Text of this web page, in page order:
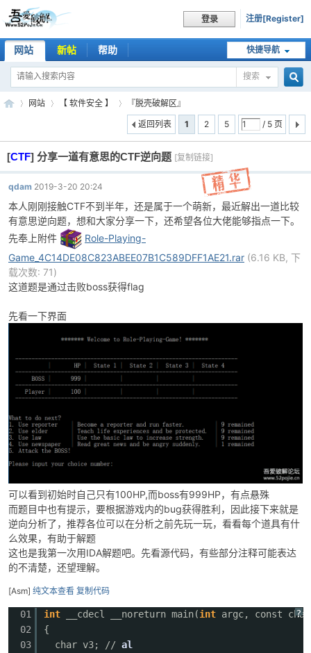
登录 注册[Register]
快捷导航
网站 新帖 帮助
搜索
吾
破
»
网站
›
【 软件安全 】
›
『脱壳破解区』
1
2 5 / 5 页
返回列表
[CTF] 分享一道有意思的CTF逆向题 [复制链接]
qdam 2019-3-20 20:24
本人刚刚接触CTF不到半年，还是属于一个萌新，最近解出一道比较
有意思逆向题，想和大家分享一下，还希望各位大佬能够指点一下。
先奉上附件
Role-Playing-
Game_4C14DE08C823ABEE07B1C589DFF1AE21.rar (6.16 KB, 下
载次数: 71)
这道题是通过击败boss获得flag
先看一下界面
可以看到初始时自己只有100HP,而boss有999HP，有点悬殊
而题目中也有提示，要根据游戏内的bug获得胜利，因此接下来就是
逆向分析了，推荐各位可以在分析之前先玩一玩，看看每个道具有什
么效果，有助于解题
这也是我第一次用IDA解题吧。先看源代码，有些部分注释可能表达
的不清楚，还望理解。
[Asm] 纯文本查看 复制代码
?
01
02
03
int __cdecl __noreturn main(int argc, const
{
char v3; // al